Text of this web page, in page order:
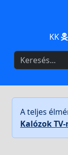
KK
A teljes
Kalózok TV-